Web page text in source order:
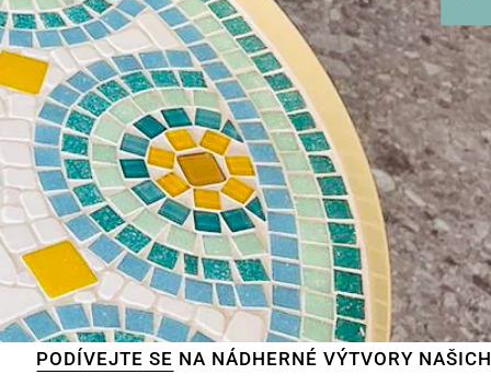
SENA NÁDHERNÉ VÝTVORY NAŠICH ZÁKAZNÍKŮ